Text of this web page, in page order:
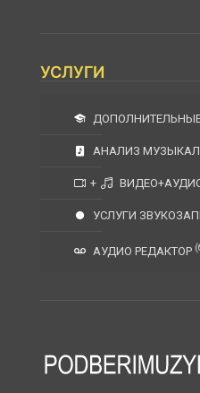
УСЛУГИ
АНАЛИЗ
+
УСЛУГИ
АУДИО РЕДАКТОР